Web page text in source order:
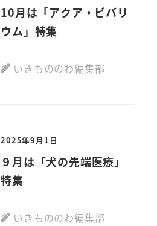
10月は「アクア・ビバリ
ウム」特集
いきもののわ編集部
2025年9月1日
９月は「犬の先端医療」
特集
いきもののわ編集部